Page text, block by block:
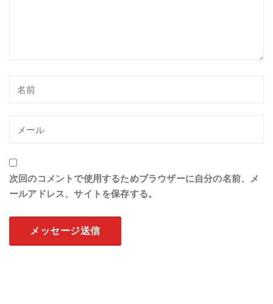
次回のコメントで使用するためブラウザーに自分の名前、メ
ールアドレス、サイトを保存する。